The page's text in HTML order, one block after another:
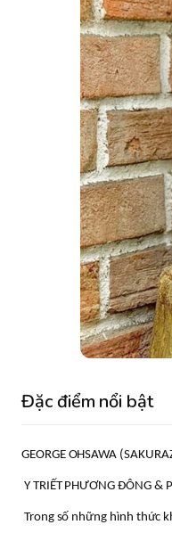
Đặc điểm nổi bật
GEORGE OHSAWA
Y TRIẾT PHƯƠNG ĐÔNG &
Trong số những hình thức